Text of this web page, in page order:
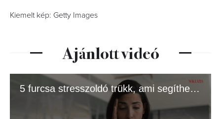
Kiemelt kép: Getty Images
Ajánlott videó
5 furcsa stresszoldó trükk, ami segíthet nehéz napokon